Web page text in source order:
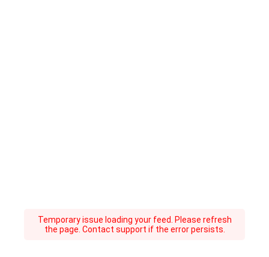
Temporary issue loading your feed. Please refresh
the page. Contact support if the error persists.